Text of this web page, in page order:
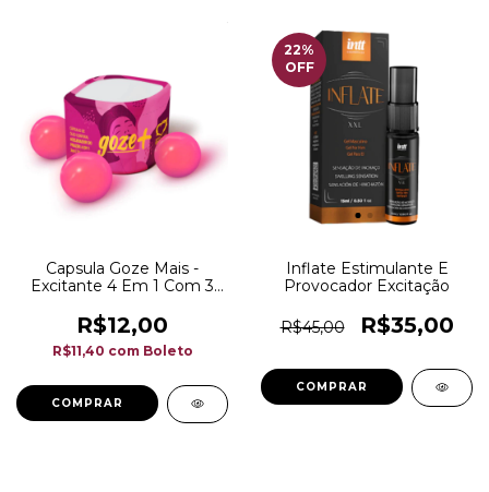
Capsula Goze Mais -
Excitante 4 Em 1 Com 3
R$12,00
R$11,40 com Boleto
22%
OFF
Inflate Estimulante E
Provocador Excitação
R$45,00 R$35,00